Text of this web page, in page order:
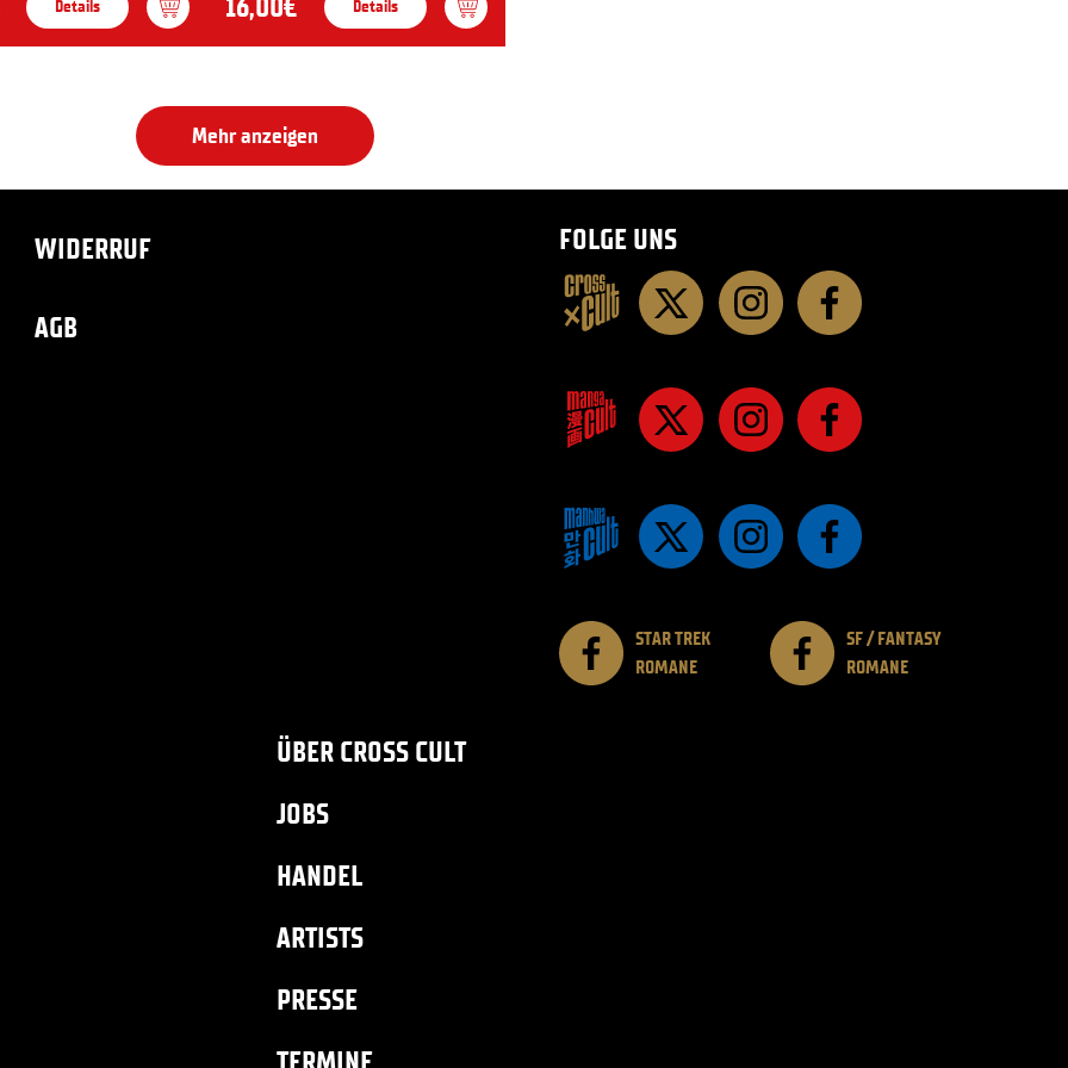
Details Details
Mehr anzeigen
WIDERRUF
AGB
FOLGE UNS
STAR TREK
ROMANE
SF / FANTASY
ROMANE
ÜBER CROSS CULT
JOBS
HANDEL
ARTISTS
PRESSE